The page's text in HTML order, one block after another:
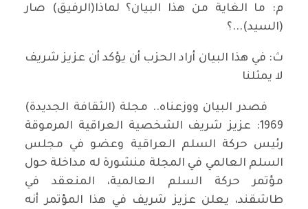
م: ما الغاية من هذا البيان؟ لماذا(الرفيق) صار
(السيد)...؟
ث: في هذا البيان أراد الحزب أن يؤكد أن عزيز شريف
لا يمثلنا
فصدر البيان ووزعناه.. مجلة (الثقافة الجديدة)
1969: عزيز شريف الشخصية العراقية المرموقة
رئيس حركة السلم العراقية وعضو في مجلس
السلم العالمي في المجلة منشورة له مداخلة حول
مؤتمر حركة السلم العالمية، المنعقد في
طاشقند، يعلن عزيز شريف في هذا المؤتمر أنه